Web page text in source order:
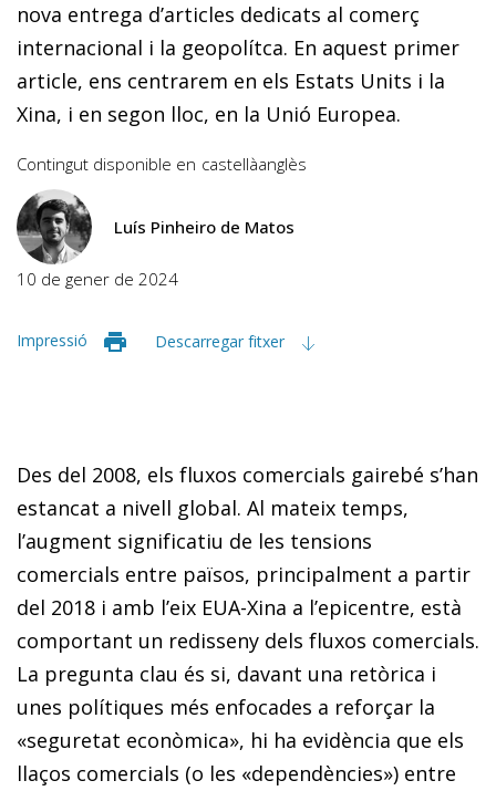
nova entrega d’articles dedicats al comerç
internacional i la geopolítca. En aquest primer
article, ens centrarem en els Estats Units i la
Xina, i en segon lloc, en la Unió Europea.
Contingut disponible en castellàanglès
Luís Pinheiro de Matos
10 de gener de 2024
Impressió Descarregar fitxer
Des del 2008, els fluxos comercials gairebé s’han
estancat a nivell global. Al mateix temps,
l’augment significatiu de les tensions
comercials entre països, principalment a partir
del 2018 i amb l’eix EUA-Xina a l’epicentre, està
comportant un redisseny dels fluxos comercials.
La pregunta clau és si, davant una retòrica i
unes polítiques més enfocades a reforçar la
«seguretat econòmica», hi ha evidència que els
llaços comercials (o les «dependències») entre